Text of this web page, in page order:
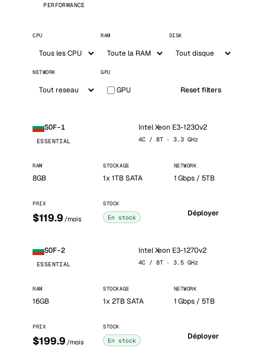
PERFORMANCE
CPU RAM DISK
NETWORK GPU
GPU Reset filters
SOF-1
ESSENTIAL
Intel Xeon E3-1230v2
4C / 8T · 3.3 GHz
RAM
8GB
STOCKAGE
1x 1TB SATA
NETWORK
1 Gbps / 5TB
PRIX
$119.9 /mois
STOCK
En stock Déployer
SOF-2
ESSENTIAL
Intel Xeon E3-1270v2
4C / 8T · 3.5 GHz
RAM
16GB
STOCKAGE
1x 2TB SATA
NETWORK
1 Gbps / 5TB
PRIX
$199.9 /mois
STOCK
En stock Déployer